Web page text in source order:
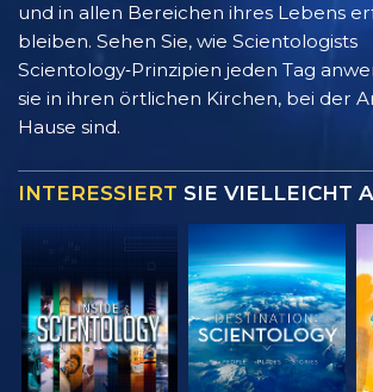
und in allen Bereichen ihres Lebens
bleiben. Sehen Sie, wie Scientologists
Scientology‑Prinzipien jeden Tag
sie in ihren örtlichen Kirchen, bei der
Hause sind.
INTERESSIERT SIE VIELLEICHT